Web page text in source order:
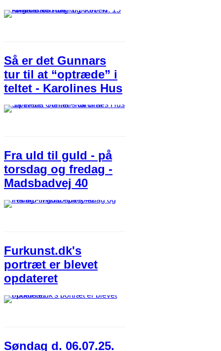
Så er det Gunnars
tur til at “optræde” i
teltet - Karolines Hus
Fra uld til guld - på
torsdag og fredag -
Madsbadvej 40
Furkunst.dk's
portræt er blevet
opdateret
Søndag d. 06.07.25.